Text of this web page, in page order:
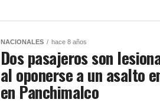
NACIONALES hace 8 años
Dos pasajeros son
al oponerse a un asalto
en Panchimalco